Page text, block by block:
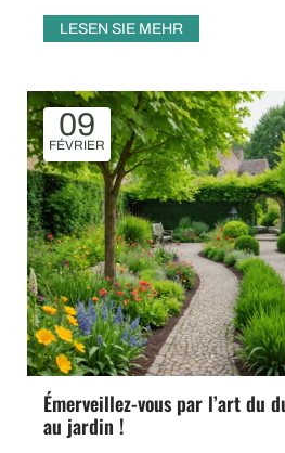
LESEN SIE MEHR
09
FÉVRIER
Émerveillez-vous par l’art du
au jardin !